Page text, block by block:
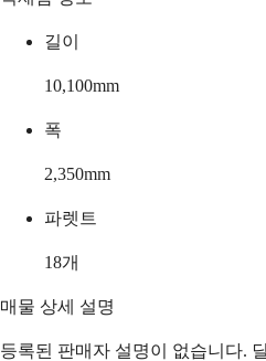
길이
10,100mm
폭
2,350mm
파렛트
18개
매물 상세 설명
등록된 판매자 설명이 없습니다.